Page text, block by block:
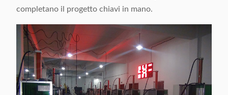
completano il progetto chiavi in mano.